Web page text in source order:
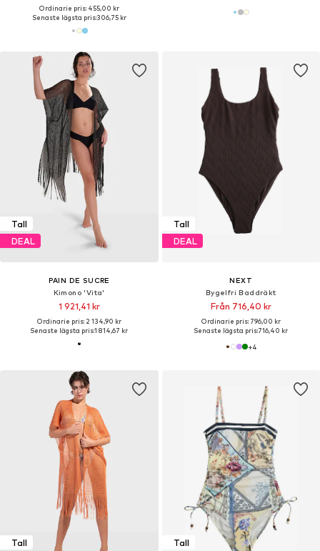
Ordinarie pris: 455,00 kr
Senaste lägsta pris:306,75 kr
Tall
DEAL
PAIN DE SUCRE
Kimono 'Vita'
1 921,41 kr
Ordinarie pris: 2 134,90 kr
Senaste lägsta pris:1 814,67 kr
Tall
DEAL
NEXT
Bygelfri Baddräkt
Från 716,40 kr
Ordinarie pris: 796,00 kr
Senaste lägsta pris:716,40 kr
+4
Tall Tall